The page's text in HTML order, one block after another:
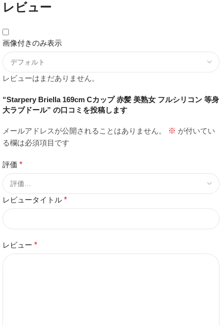
レビュー
画像付きのみ表示
レビューはまだありません。
“Starpery Briella 169cm Cカップ 赤髪 美熟女 フルシリコン 等身
大ラブドール” の口コミを投稿します
メールアドレスが公開されることはありません。 ※ が付いてい
る欄は必須項目です
評価 *
レビュータイトル *
レビュー *